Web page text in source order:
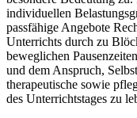
individuellen
passfähige Angebote
Unterrichts durch zu
beweglichen
und dem Anspruch,
therapeutische sowie
des Unterrichtstages zu